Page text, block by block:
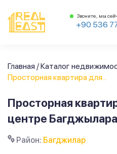
Звоните, мы
+90 536
Главная /Каталог
Просторная квартира для...
Просторная
центре
Район: Багджилар